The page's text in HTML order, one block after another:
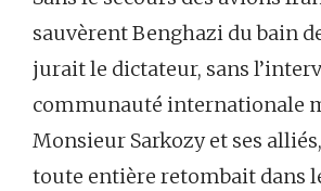
sauvèrent Benghazi du bain
jurait le dictateur, sans
communauté internationale
Monsieur Sarkozy et ses
toute entière retombait dans